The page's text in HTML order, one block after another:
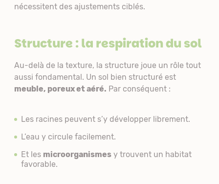
nécessitent des ajustements ciblés.
Structure : la respiration du sol
Au-delà de la texture, la structure joue un rôle tout
aussi fondamental. Un sol bien structuré est
meuble, poreux et aéré. Par conséquent :
Les racines peuvent s’y développer librement.
L’eau y circule facilement.
Et les microorganismesy trouvent un habitat
favorable.